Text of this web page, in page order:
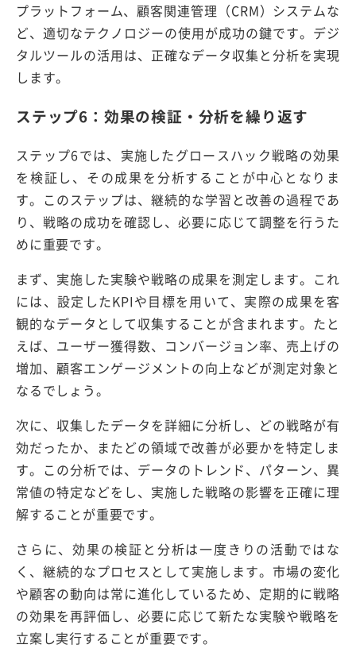
プラットフォーム、顧客関連管理（CRM）システムな
ど、適切なテクノロジーの使用が成功の鍵です。デジ
タルツールの活用は、正確なデータ収集と分析を実現
します。
ステップ6：効果の検証・分析を繰り返す
ステップ6では、実施したグロースハック戦略の効果
を検証し、その成果を分析することが中心となりま
す。このステップは、継続的な学習と改善の過程であ
り、戦略の成功を確認し、必要に応じて調整を行うた
めに重要です。
まず、実施した実験や戦略の成果を測定します。これ
には、設定したKPIや目標を用いて、実際の成果を客
観的なデータとして収集することが含まれます。たと
えば、ユーザー獲得数、コンバージョン率、売上げの
増加、顧客エンゲージメントの向上などが測定対象と
なるでしょう。
次に、収集したデータを詳細に分析し、どの戦略が有
効だったか、またどの領域で改善が必要かを特定しま
す。この分析では、データのトレンド、パターン、異
常値の特定などをし、実施した戦略の影響を正確に理
解することが重要です。
さらに、効果の検証と分析は一度きりの活動ではな
く、継続的なプロセスとして実施します。市場の変化
や顧客の動向は常に進化しているため、定期的に戦略
の効果を再評価し、必要に応じて新たな実験や戦略を
立案し実行することが重要です。